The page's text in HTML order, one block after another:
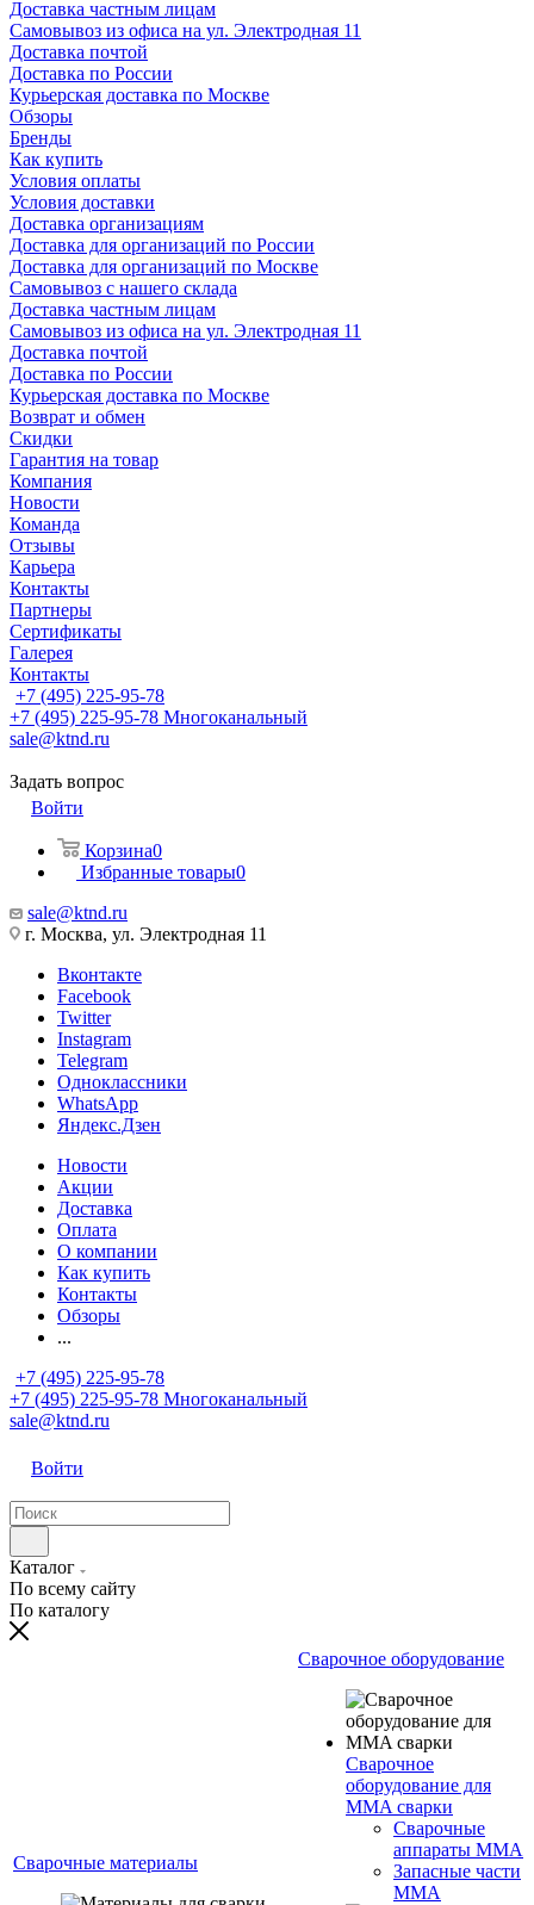
Доставка частным лицам
Самовывоз из офиса на ул. Электродная 11
Доставка почтой
Доставка по России
Курьерская доставка по Москве
Обзоры
Бренды
Как купить
Условия оплаты
Условия доставки
Доставка организациям
Доставка для организаций по России
Доставка для организаций по Москве
Самовывоз с нашего склада
Доставка частным лицам
Самовывоз из офиса на ул. Электродная 11
Доставка почтой
Доставка по России
Курьерская доставка по Москве
Возврат и обмен
Скидки
Гарантия на товар
Компания
Новости
Команда
Отзывы
Карьера
Контакты
Партнеры
Сертификаты
Галерея
Контакты
+7 (495) 225-95-78
+7 (495) 225-95-78 Многоканальный
sale@ktnd.ru
Задать вопрос
Войти
Корзина0
Избранные товары0
sale@ktnd.ru
г. Москва, ул. Электродная 11
Вконтакте
Facebook
Twitter
Instagram
Telegram
Одноклассники
WhatsApp
Яндекс.Дзен
Новости
Акции
Доставка
Оплата
О компании
Как купить
Контакты
Обзоры
...
+7 (495) 225-95-78
+7 (495) 225-95-78 Многоканальный
sale@ktnd.ru
Войти
Каталог
По всему сайту
По каталогу
Сварочные материалы
Сварочное оборудование
Сварочное
оборудование для
MMA сварки
Сварочные
аппараты MMA
Запасные части
MMA